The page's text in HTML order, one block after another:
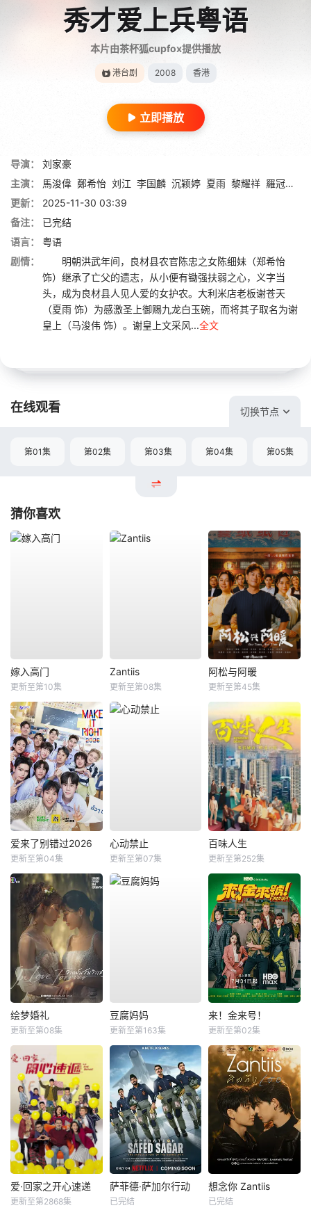
秀才爱上兵粤语
本片由茶杯狐cupfox提供播放
港台剧 2008 香港
立即播放
导演：
刘家豪
主演：
馬浚偉 鄭希怡 刘江 李国麟 沉颖婷 夏雨 黎耀祥 羅冠蘭
更新：
2025-11-30 03:39
备注：
已完结
语言：
粤语
剧情：
明朝洪武年间，良材县农官陈忠之女陈细妹（郑希怡
饰）继承了亡父的遗志，从小便有锄强扶弱之心，义字当
头，成为良材县人见人爱的女护农。大利米店老板谢苍天
（夏雨 饰）为感激圣上御赐九龙白玉碗，而将其子取名为谢
皇上（马浚伟 饰）。谢皇上文采风...全文
在线观看 切换节点
第01集 第02集 第03集 第04集 第05集
猜你喜欢
嫁入高门
更新至第10集
Zantiis
更新至第08集
阿松与阿暖
更新至第45集
爱来了别错过2026
更新至第04集
心动禁止
更新至第07集
百味人生
更新至第252集
绘梦婚礼
更新至第08集
豆腐妈妈
更新至第163集
来！金来号！
更新至第02集
爱·回家之开心速递
更新至第2868集
萨菲德·萨加尔行动
已完结
想念你 Zantiis
已完结